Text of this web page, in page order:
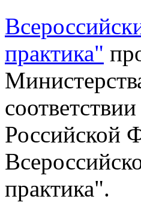
практика"
Российской
практика".